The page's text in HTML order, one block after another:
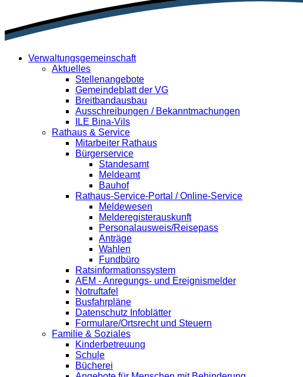
Verwaltungsgemeinschaft
Aktuelles
Stellenangebote
Gemeindeblatt der VG
Breitbandausbau
Ausschreibungen / Bekanntmachungen
ILE Bina-Vils
Rathaus & Service
Mitarbeiter Rathaus
Bürgerservice
Standesamt
Meldeamt
Bauhof
Rathaus-Service-Portal / Online-Service
Meldewesen
Melderegisterauskunft
Personalausweis/Reisepass
Anträge
Wahlen
Fundbüro
Ratsinformationssystem
AEM - Anregungs- und Ereignismelder
Notruftafel
Busfahrpläne
Datenschutz Infoblätter
Formulare/Ortsrecht und Steuern
Familie & Soziales
Kinderbetreuung
Schule
Bücherei